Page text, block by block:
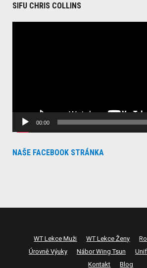
SIFU CHRIS COLLINS
00:00
NAŠE FACEBOOK STRÁNKA
WT Lekce Muži WT Lekce Ženy
Úrovně Výuky
Nábor Wing Tsun
Kontakt
Blog